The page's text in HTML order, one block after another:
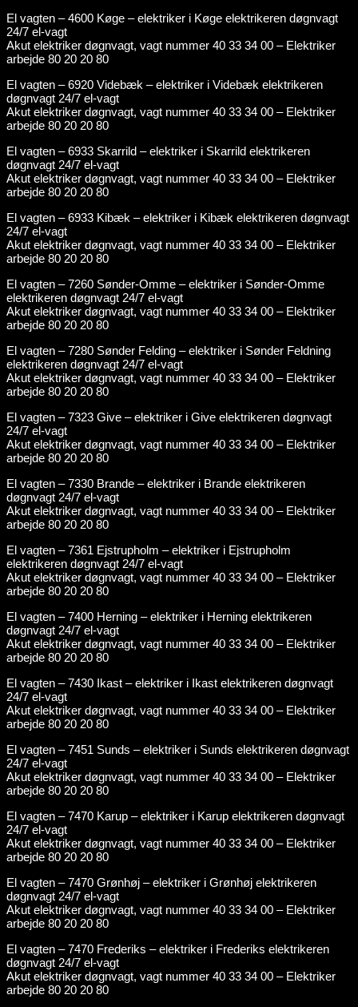
El vagten – 4600 Køge – elektriker i Køge elektrikeren døgnvagt
24/7 el-vagt
Akut elektriker døgnvagt, vagt nummer 40 33 34 00 – Elektriker
arbejde 80 20 20 80
El vagten – 6920 Videbæk – elektriker i Videbæk elektrikeren
døgnvagt 24/7 el-vagt
Akut elektriker døgnvagt, vagt nummer 40 33 34 00 – Elektriker
arbejde 80 20 20 80
El vagten – 6933 Skarrild – elektriker i Skarrild elektrikeren
døgnvagt 24/7 el-vagt
Akut elektriker døgnvagt, vagt nummer 40 33 34 00 – Elektriker
arbejde 80 20 20 80
El vagten – 6933 Kibæk – elektriker i Kibæk elektrikeren døgnvagt
24/7 el-vagt
Akut elektriker døgnvagt, vagt nummer 40 33 34 00 – Elektriker
arbejde 80 20 20 80
El vagten – 7260 Sønder-Omme – elektriker i Sønder-Omme
elektrikeren døgnvagt 24/7 el-vagt
Akut elektriker døgnvagt, vagt nummer 40 33 34 00 – Elektriker
arbejde 80 20 20 80
El vagten – 7280 Sønder Felding – elektriker i Sønder Feldning
elektrikeren døgnvagt 24/7 el-vagt
Akut elektriker døgnvagt, vagt nummer 40 33 34 00 – Elektriker
arbejde 80 20 20 80
El vagten – 7323 Give – elektriker i Give elektrikeren døgnvagt
24/7 el-vagt
Akut elektriker døgnvagt, vagt nummer 40 33 34 00 – Elektriker
arbejde 80 20 20 80
El vagten – 7330 Brande – elektriker i Brande elektrikeren
døgnvagt 24/7 el-vagt
Akut elektriker døgnvagt, vagt nummer 40 33 34 00 – Elektriker
arbejde 80 20 20 80
El vagten – 7361 Ejstrupholm – elektriker i Ejstrupholm
elektrikeren døgnvagt 24/7 el-vagt
Akut elektriker døgnvagt, vagt nummer 40 33 34 00 – Elektriker
arbejde 80 20 20 80
El vagten – 7400 Herning – elektriker i Herning elektrikeren
døgnvagt 24/7 el-vagt
Akut elektriker døgnvagt, vagt nummer 40 33 34 00 – Elektriker
arbejde 80 20 20 80
El vagten – 7430 Ikast – elektriker i Ikast elektrikeren døgnvagt
24/7 el-vagt
Akut elektriker døgnvagt, vagt nummer 40 33 34 00 – Elektriker
arbejde 80 20 20 80
El vagten – 7451 Sunds – elektriker i Sunds elektrikeren døgnvagt
24/7 el-vagt
Akut elektriker døgnvagt, vagt nummer 40 33 34 00 – Elektriker
arbejde 80 20 20 80
El vagten – 7470 Karup – elektriker i Karup elektrikeren døgnvagt
24/7 el-vagt
Akut elektriker døgnvagt, vagt nummer 40 33 34 00 – Elektriker
arbejde 80 20 20 80
El vagten – 7470 Grønhøj – elektriker i Grønhøj elektrikeren
døgnvagt 24/7 el-vagt
Akut elektriker døgnvagt, vagt nummer 40 33 34 00 – Elektriker
arbejde 80 20 20 80
El vagten – 7470 Frederiks – elektriker i Frederiks elektrikeren
døgnvagt 24/7 el-vagt
Akut elektriker døgnvagt, vagt nummer 40 33 34 00 – Elektriker
arbejde 80 20 20 80